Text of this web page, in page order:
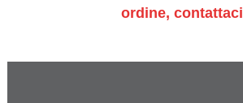
ordine, contattaci